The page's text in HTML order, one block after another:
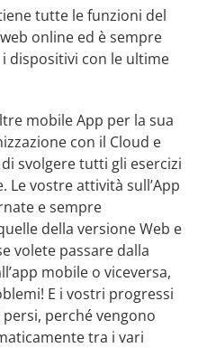
tutte le funzioni del
online ed è sempre
dispositivi con le ultime
mobile App per la sua
con il Cloud e
svolgere tutti gli esercizi
Le vostre attività sull’App
e sempre
della versione Web e
volete passare dalla
mobile o viceversa,
E i vostri progressi
perché vengono
tra i vari